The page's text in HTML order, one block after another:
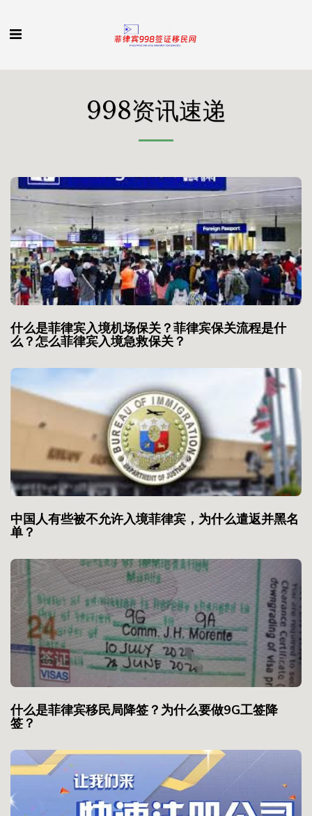
998资讯速递
什么是菲律宾入境机场保关？菲律宾保关流程是什
么？怎么菲律宾入境急救保关？
中国人有些被不允许入境菲律宾，为什么遣返并黑名
单？
什么是菲律宾移民局降签？为什么要做9G工签降
签？